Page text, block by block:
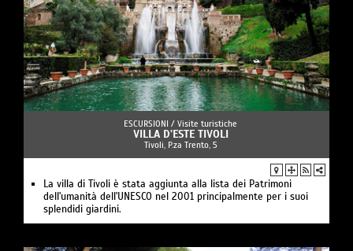
ESCURSIONI / Visite turistiche
VILLA D’ESTE TIVOLI
Tivoli, P.za Trento, 5
La villa di Tivoli è stata aggiunta alla lista dei Patrimoni
dell'umanità dell'UNESCO nel 2001 principalmente per i suoi
splendidi giardini.